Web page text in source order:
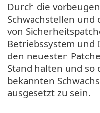
Durch die
Schwachstellen und
von
Betriebssystem
den neuesten
Stand halten und so
bekannten
ausgesetzt zu sein.